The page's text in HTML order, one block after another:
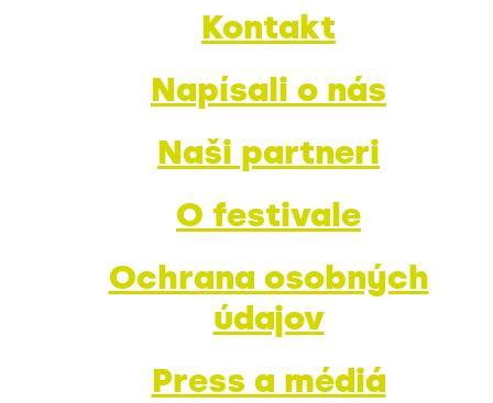
Kontakt
Napísali o nás
Naši partneri
O festivale
Ochrana osobných
údajov
Press a médiá